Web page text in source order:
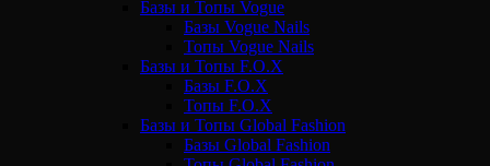
Базы и Топы Vogue
Базы Vogue Nails
Топы Vogue Nails
Базы и Топы F.O.X
Базы F.O.X
Топы F.O.X
Базы и Топы Global Fashion
Базы Global Fashion